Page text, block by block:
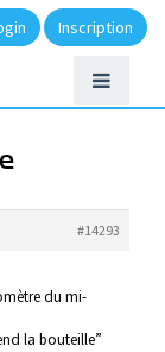
Inscription
#14293
du mi-
la bouteille”